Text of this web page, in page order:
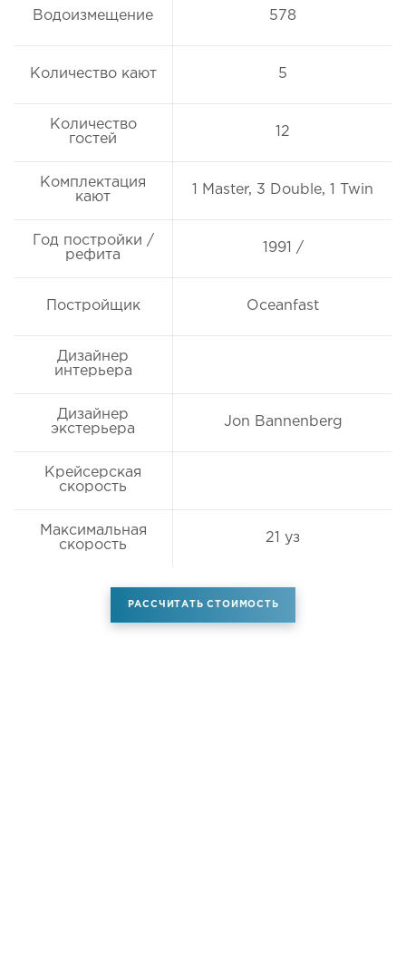
Водоизмещение 578
Количество кают 5
Количество
гостей
12
Комплектация
кают
1 Master, 3 Double, 1 Twin
Год постройки /
рефита
1991 /
Постройщик Oceanfast
Дизайнер
интерьера
Дизайнер
экстерьера
Jon Bannenberg
Крейсерская
скорость
Максимальная
скорость
21 уз
РАССЧИТАТЬ СТОИМОСТЬ